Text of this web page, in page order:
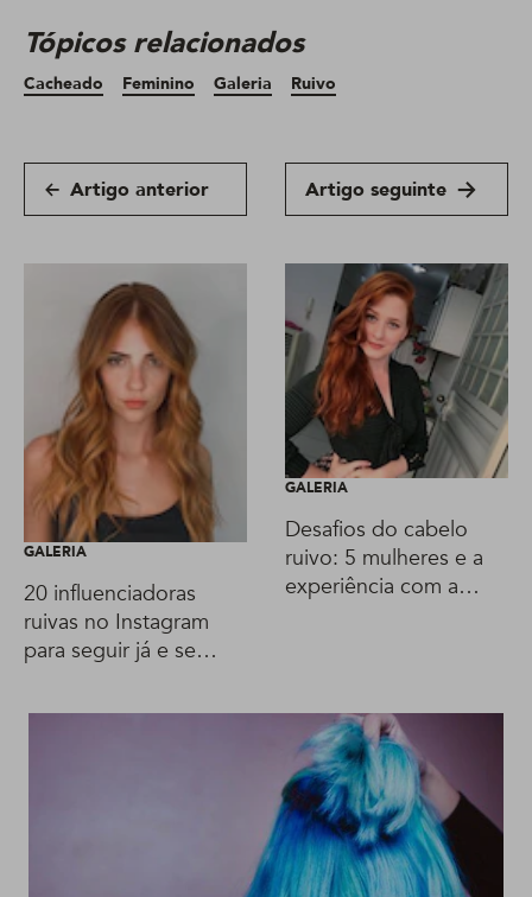
Tópicos relacionados
Cacheado Feminino Galeria Ruivo
Artigo anterior Artigo seguinte
GALERIA
20 influenciadoras
ruivas no Instagram
para seguir já e se
GALERIA
Desafios do cabelo
ruivo: 5 mulheres e a
experiência com a